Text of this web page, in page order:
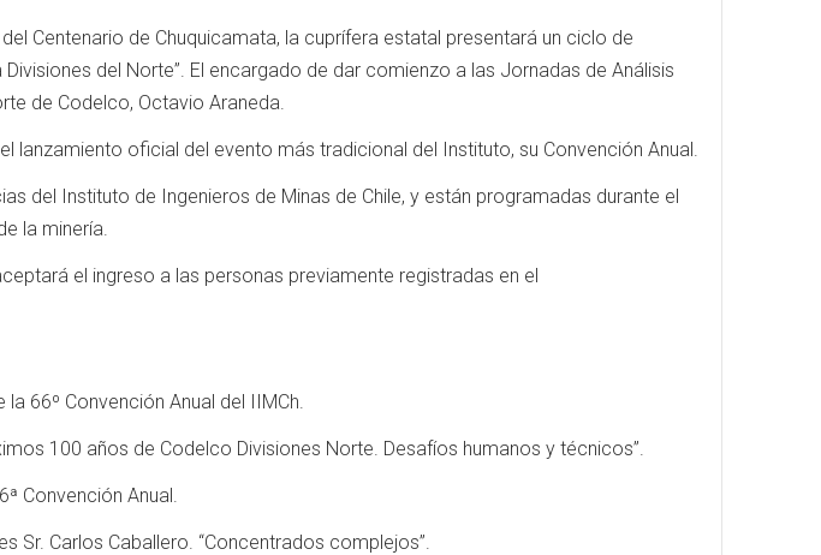
Centenario de Chuquicamata, la cuprífera estatal presentará un ciclo de
del Norte”. El encargado de dar comienzo a las Jornadas de Análisis
de Codelco, Octavio Araneda.
lanzamiento oficial del evento más tradicional del Instituto, su Convención Anual.
del Instituto de Ingenieros de Minas de Chile, y están programadas durante el
la minería.
el ingreso a las personas previamente registradas en el
66º Convención Anual del IIMCh.
100 años de Codelco Divisiones Norte. Desafíos humanos y técnicos”.
Convención Anual.
Sr. Carlos Caballero. “Concentrados complejos”.